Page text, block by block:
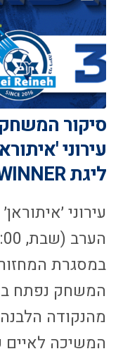
סיקור המשחק:
עירוני
ליגת WINNER | מחזור 16
עירוני
המשחק נפתח
מהנקודה
המשיכה